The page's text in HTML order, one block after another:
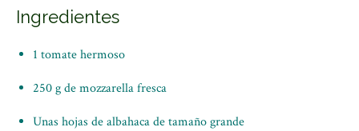
Ingredientes
1 tomate hermoso
250 g de mozzarella fresca
Unas hojas de albahaca de tamaño grande